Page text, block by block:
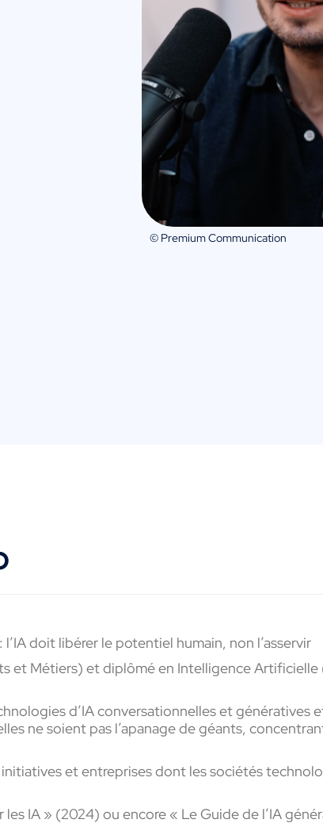
© Premium Communication
doit libérer le potentiel humain, non l’asservir
et Métiers) et diplômé en Intelligence
d’IA conversationnelles et génératives
ne soient pas l’apanage de géants,
et entreprises dont les sociétés
IA » (2024) ou encore « Le Guide de l’IA